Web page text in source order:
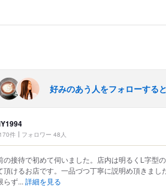
好みのあう人をフォローする
件 フォロワー 48人
の接待で初めて伺いました。店内は明るくL字型
頂けるお店です。一品づつ丁寧に説明め頂きま
らず... 詳細を見る